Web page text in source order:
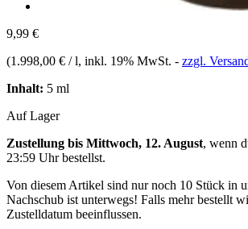
9,99 €
(1.998,00 € / l, inkl. 19% MwSt. - zzgl.
Inhalt: 5 ml
Auf Lager
Zustellung bis Mittwoch, 12. August, wenn
23:59 Uhrbestellst.
Von diesem Artikel sind nur noch 10 Stück in
Nachschub ist unterwegs! Falls mehr bestellt
Zustelldatum beeinflussen.